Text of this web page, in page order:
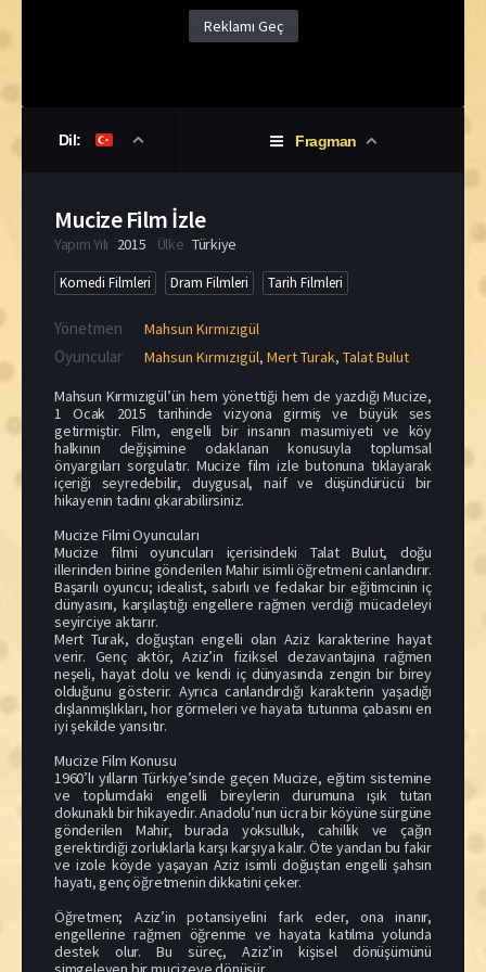
Reklamı Geç
Dil: Fragman
Mucize Film İzle
Yapım Yılı 2015 Ülke Türkiye
Komedi Filmleri Dram Filmleri Tarih Filmleri
Yönetmen Mahsun Kırmızıgül
Oyuncular Mahsun Kırmızıgül, Mert Turak, Talat Bulut
Mahsun Kırmızıgül’ün hem yönettiği hem de yazdığı Mucize,
1 Ocak 2015 tarihinde vizyona girmiş ve büyük ses
getirmiştir. Film, engelli bir insanın masumiyeti ve köy
halkının değişimine odaklanan konusuyla toplumsal
önyargıları sorgulatır. Mucize film izle butonuna tıklayarak
içeriği seyredebilir, duygusal, naif ve düşündürücü bir
hikayenin tadını çıkarabilirsiniz.
Mucize Filmi Oyuncuları
Mucize filmi oyuncuları içerisindeki Talat Bulut, doğu
illerinden birine gönderilen Mahir isimli öğretmeni canlandırır.
Başarılı oyuncu; idealist, sabırlı ve fedakar bir eğitimcinin iç
dünyasını, karşılaştığı engellere rağmen verdiği mücadeleyi
seyirciye aktarır.
Mert Turak, doğuştan engelli olan Aziz karakterine hayat
verir. Genç aktör, Aziz’in fiziksel dezavantajına rağmen
neşeli, hayat dolu ve kendi iç dünyasında zengin bir birey
olduğunu gösterir. Ayrıca canlandırdığı karakterin yaşadığı
dışlanmışlıkları, hor görmeleri ve hayata tutunma çabasını en
iyi şekilde yansıtır.
Mucize Film Konusu
1960’lı yılların Türkiye’sinde geçen Mucize, eğitim sistemine
ve toplumdaki engelli bireylerin durumuna ışık tutan
dokunaklı bir hikayedir. Anadolu’nun ücra bir köyüne sürgüne
gönderilen Mahir, burada yoksulluk, cahillik ve çağın
gerektirdiği zorluklarla karşı karşıya kalır. Öte yandan bu fakir
ve izole köyde yaşayan Aziz isimli doğuştan engelli şahsın
hayatı, genç öğretmenin dikkatini çeker.
Öğretmen; Aziz’in potansiyelini fark eder, ona inanır,
engellerine rağmen öğrenme ve hayata katılma yolunda
destek olur. Bu süreç, Aziz’in kişisel dönüşümünü